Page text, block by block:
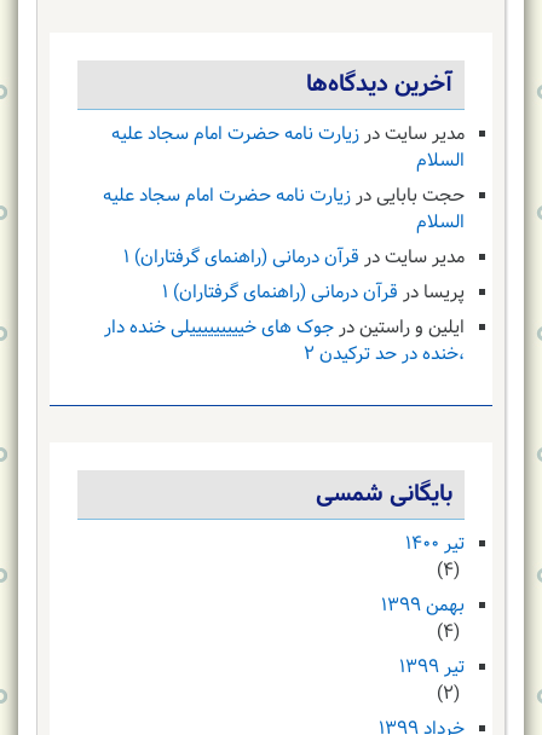
آخرین دیدگاه‌ها
مدیر سایتدرزیارت نامه حضرت امام سجاد علیه
السلام
حجت باباییدرزیارت نامه حضرت امام سجاد علیه
السلام
مدیر سایتدر قرآن درمانی (راهنمای گرفتاران) ۱
پریسا در قرآن درمانی (راهنمای گرفتاران) ۱
ایلین و راستیندرجوک های خیییییییییلی خنده دار
،خنده در حد ترکیدن ۲
بایگانی شمسی
تیر ۱۴۰۰
(۴)
بهمن ۱۳۹۹
(۴)
تیر ۱۳۹۹
(۲)